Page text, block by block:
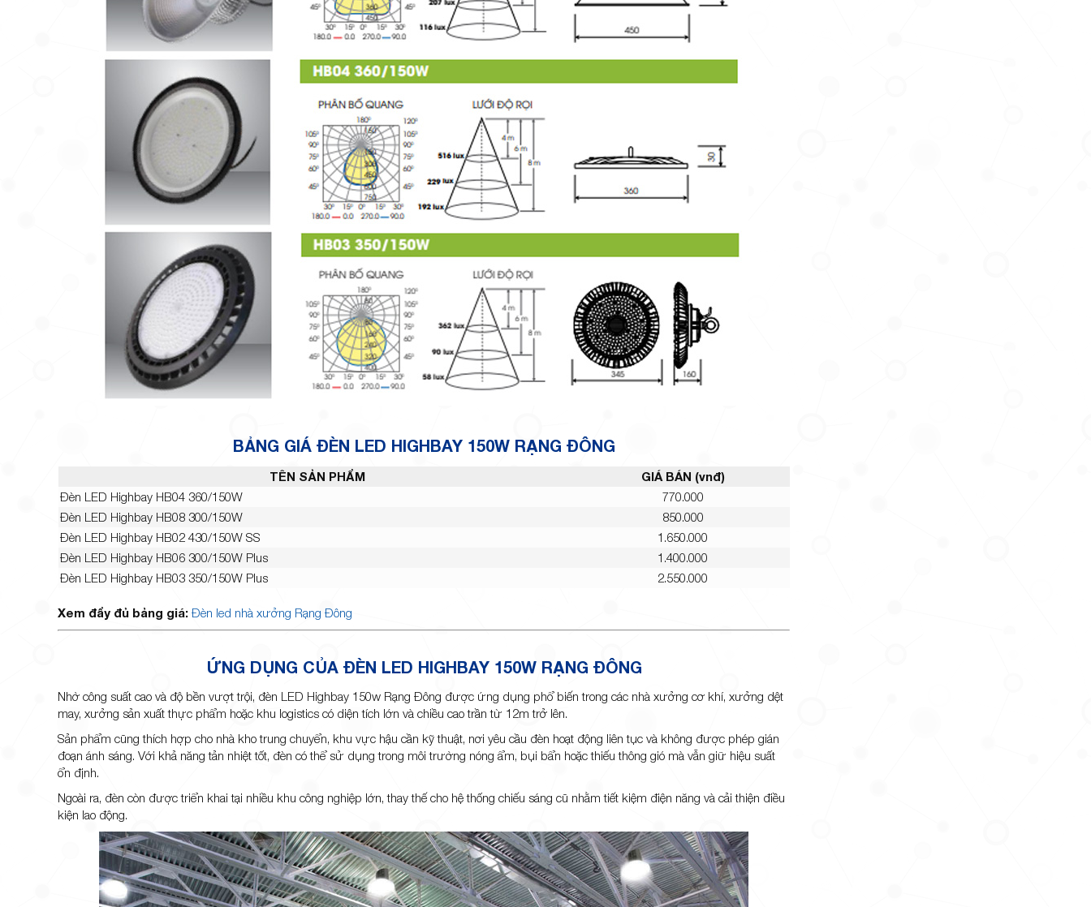
BẢNG GIÁ ĐÈN LED HIGHBAY 150W RẠNG ĐÔNG
TÊN SẢN PHẨM
GIÁ BÁN (vnđ)
Đèn LED Highbay HB04 360/150W
770.000
Đèn LED Highbay HB08 300/150W
850.000
Đèn LED Highbay HB02 430/150W SS
1.650.000
Đèn LED Highbay HB06 300/150W Plus
1.400.000
Đèn LED Highbay HB03 350/150W Plus
2.550.000
Xem đẩy đủ bảng giá:Đèn led nhà xưởng Rạng Đông
ỨNG DỤNG CỦA ĐÈN LED HIGHBAY 150W RẠNG ĐÔNG
Nhờ công suất cao và độ bền vượt trội, đèn LED Highbay 150w Rạng Đông được ứng dụng phổ biến trong các nhà xưởng cơ khí, xưởng dệt
may, xưởng sản xuất thực phẩm hoặc khu logistics có diện tích lớn và chiều cao trần từ 12m trở lên.
Sản phẩm cũng thích hợp cho nhà kho trung chuyển, khu vực hậu cần kỹ thuật, nơi yêu cầu đèn hoạt động liên tục và không được phép gián
đoạn ánh sáng. Với khả năng tản nhiệt tốt, đèn có thể sử dụng trong môi trường nóng ẩm, bụi bẩn hoặc thiếu thông gió mà vẫn giữ hiệu suất
ổn định.
Ngoài ra, đèn còn được triển khai tại nhiều khu công nghiệp lớn, thay thế cho hệ thống chiếu sáng cũ nhằm tiết kiệm điện năng và cải thiện điều
kiện lao động.